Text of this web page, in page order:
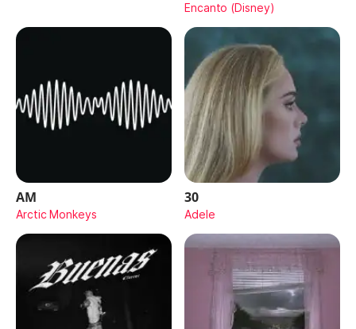
Encanto (Disney)
AM
Arctic Monkeys
30
Adele